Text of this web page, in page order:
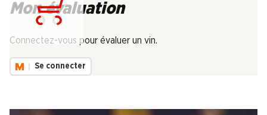
Mon évaluation
Connectez-vous pour évaluer un vin.
Se connecter